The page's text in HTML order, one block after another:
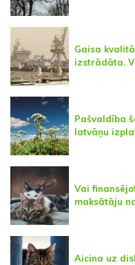
Gaisa
izstrādāta.
Pašvaldība
latvāņu
Vai
maksātāju
Aicina uz